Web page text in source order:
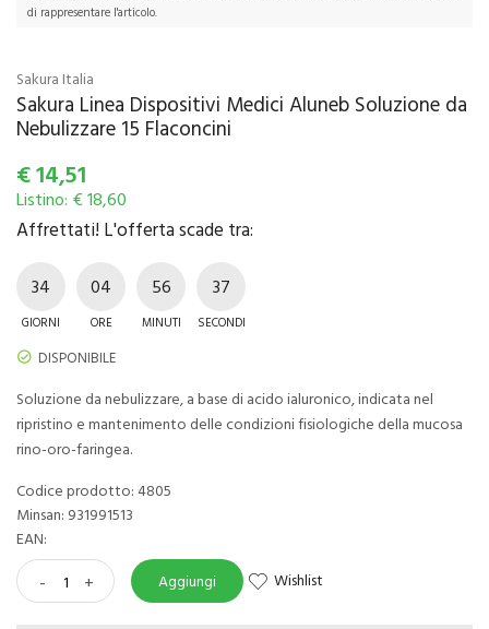
di rappresentare l'articolo.
Sakura Italia
Sakura Linea Dispositivi Medici Aluneb Soluzione da
Nebulizzare 15 Flaconcini
€14,51
Listino: € 18,60
Affrettati! L'offerta scade tra:
34
GIORNI
04
ORE
56
MINUTI
36
SECONDI
DISPONIBILE
Soluzione da nebulizzare, a base di acido ialuronico, indicata nel
ripristino e mantenimento delle condizioni fisiologiche della mucosa
rino-oro-faringea.
Codice prodotto: 4805
Minsan: 931991513
EAN:
- + Aggiungi Wishlist